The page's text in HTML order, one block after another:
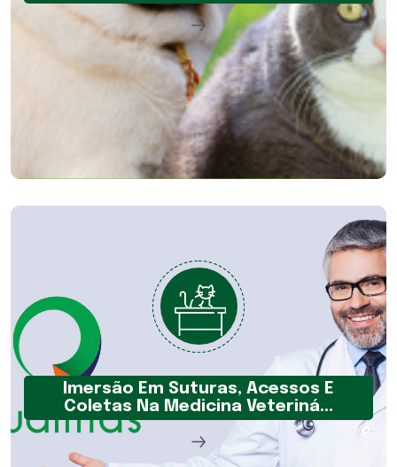
Imersão Em Suturas, Acessos E
Coletas Na Medicina Veteriná...